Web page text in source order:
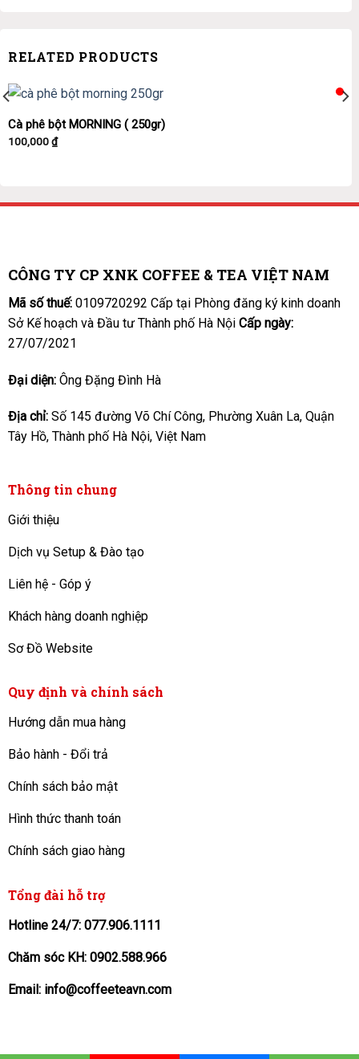
RELATED PRODUCTS
Cà phê bột MORNING ( 250gr)
100,000₫
CÔNG TY CP XNK COFFEE & TEA VIỆT NAM
Mã số thuế:0109720292 Cấp tại Phòng đăng ký kinh doanh
Sở Kế hoạch và Đầu tư Thành phố Hà Nội Cấp ngày:
27/07/2021
Đại diện: Ông Đặng Đình Hà
Địa chỉ: Số 145 đường Võ Chí Công, Phường Xuân La, Quận
Tây Hồ, Thành phố Hà Nội, Việt Nam
Thông tin chung
Giới thiệu
Dịch vụ Setup & Đào tạo
Liên hệ - Góp ý
Khách hàng doanh nghiệp
Sơ Đồ Website
Quy định và chính sách
Hướng dẫn mua hàng
Bảo hành - Đổi trả
Chính sách bảo mật
Hình thức thanh toán
Chính sách giao hàng
Tổng đài hỗ trợ
Hotline 24/7: 077.906.1111
Chăm sóc KH: 0902.588.966
Email: info@coffeeteavn.com